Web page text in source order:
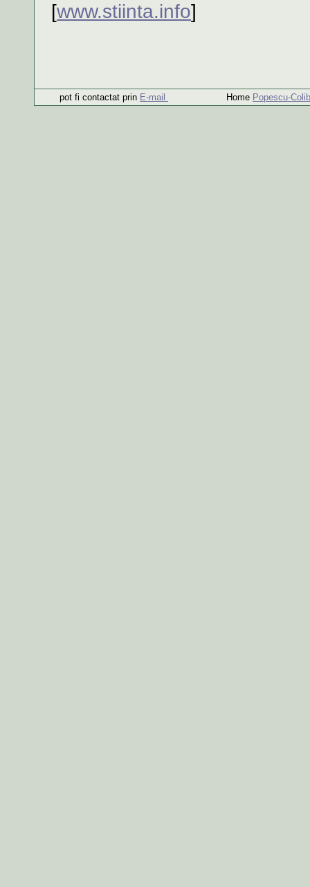
[www.stiinta.info]
pot fi contactat prin E-mail Home Popescu-